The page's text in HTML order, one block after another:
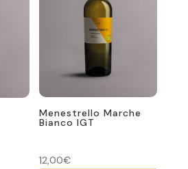
Menestrello Marche
Bianco IGT
12,00€